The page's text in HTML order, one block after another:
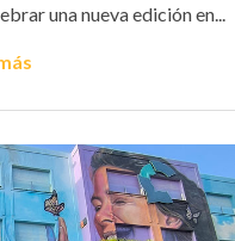
una nueva edición en...